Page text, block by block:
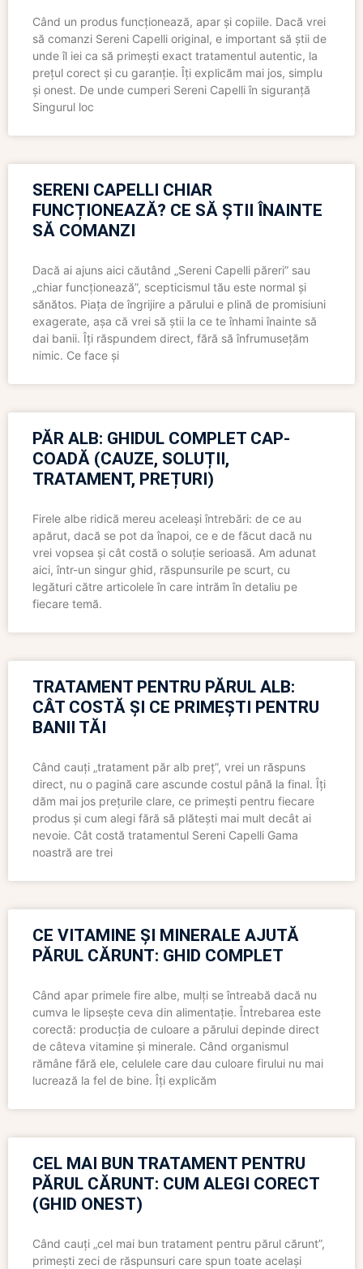
Când un produs funcționează, apar și copiile. Dacă vrei
să comanzi Sereni Capelli original, e important să știi de
unde îl iei ca să primești exact tratamentul autentic, la
prețul corect și cu garanție. Îți explicăm mai jos, simplu
și onest. De unde cumperi Sereni Capelli în siguranță
Singurul loc
SERENI CAPELLI CHIAR
FUNCȚIONEAZĂ? CE SĂ ȘTII ÎNAINTE
SĂ COMANZI
Dacă ai ajuns aici căutând „Sereni Capelli păreri” sau
„chiar funcționează”, scepticismul tău este normal și
sănătos. Piața de îngrijire a părului e plină de promisiuni
exagerate, așa că vrei să știi la ce te înhami înainte să
dai banii. Îți răspundem direct, fără să înfrumusețăm
nimic. Ce face și
PĂR ALB: GHIDUL COMPLET CAP-
COADĂ (CAUZE, SOLUȚII,
TRATAMENT, PREȚURI)
Firele albe ridică mereu aceleași întrebări: de ce au
apărut, dacă se pot da înapoi, ce e de făcut dacă nu
vrei vopsea și cât costă o soluție serioasă. Am adunat
aici, într-un singur ghid, răspunsurile pe scurt, cu
legături către articolele în care intrăm în detaliu pe
fiecare temă.
TRATAMENT PENTRU PĂRUL ALB:
CÂT COSTĂ ȘI CE PRIMEȘTI PENTRU
BANII TĂI
Când cauți „tratament păr alb preț”, vrei un răspuns
direct, nu o pagină care ascunde costul până la final. Îți
dăm mai jos prețurile clare, ce primești pentru fiecare
produs și cum alegi fără să plătești mai mult decât ai
nevoie. Cât costă tratamentul Sereni Capelli Gama
noastră are trei
CE VITAMINE ȘI MINERALE AJUTĂ
PĂRUL CĂRUNT: GHID COMPLET
Când apar primele fire albe, mulți se întreabă dacă nu
cumva le lipsește ceva din alimentație. Întrebarea este
corectă: producția de culoare a părului depinde direct
de câteva vitamine și minerale. Când organismul
rămâne fără ele, celulele care dau culoare firului nu mai
lucrează la fel de bine. Îți explicăm
CEL MAI BUN TRATAMENT PENTRU
PĂRUL CĂRUNT: CUM ALEGI CORECT
(GHID ONEST)
Când cauți „cel mai bun tratament pentru părul cărunt”,
primești zeci de răspunsuri care spun toate același